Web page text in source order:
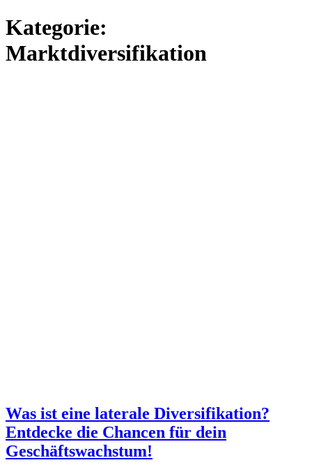
Kategorie:
Marktdiversifikation
Was ist eine laterale Diversifikation?
Entdecke die Chancen für dein
Geschäftswachstum!